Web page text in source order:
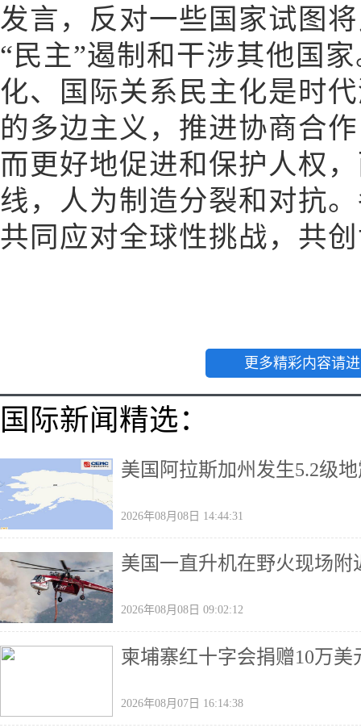
发言，反对一些国家试图
“民主”遏制和干涉其他国
化、国际关系民主化是时
的多边主义，推进协商合
而更好地促进和保护人权
线，人为制造分裂和对抗
共同应对全球性挑战，共
更多精彩内容请
国际新闻精选：
美国阿拉斯加州发生5.2级
2026年08月08日 14:44:31
美国一直升机在野火现场
2026年08月08日 09:02:12
柬埔寨红十字会捐赠10万
2026年08月07日 16:14:38